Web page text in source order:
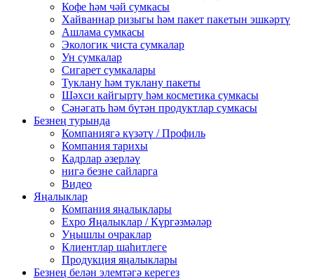
Кофе һәм чәй сумкасы
Хайваннар ризыгы һәм пакет пакетын эшкәртү
Ашлама сумкасы
Экологик чиста сумкалар
Ун сумкалар
Сигарет сумкалары
Туклану һәм туклану пакеты
Шәхси кайгырту һәм косметика сумкасы
Сәнәгать һәм бүтән продуктлар сумкасы
Безнең турында
Компаниягә күзәтү / Профиль
Компания тарихы
Кадрлар әзерләү
нигә безне сайларга
Видео
Яңалыклар
Компания яңалыклары
Expo Яңалыклар / Күргәзмәләр
Уңышлы очраклар
Клиентлар шаһитлеге
Продукция яңалыклары
Безнең белән элемтәгә керегез